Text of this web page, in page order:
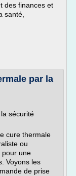
des finances et
santé,
par la
sécurité
cure thermale
ou
pour une
Voyons les
de prise